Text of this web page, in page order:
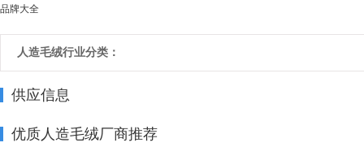
品牌大全
人造毛绒行业分类：
供应信息
优质人造毛绒厂商推荐